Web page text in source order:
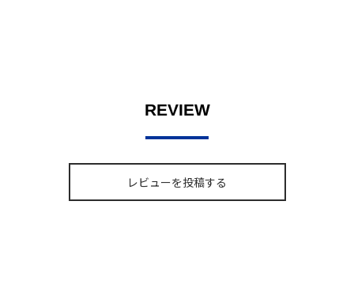
REVIEW
レビューを投稿する